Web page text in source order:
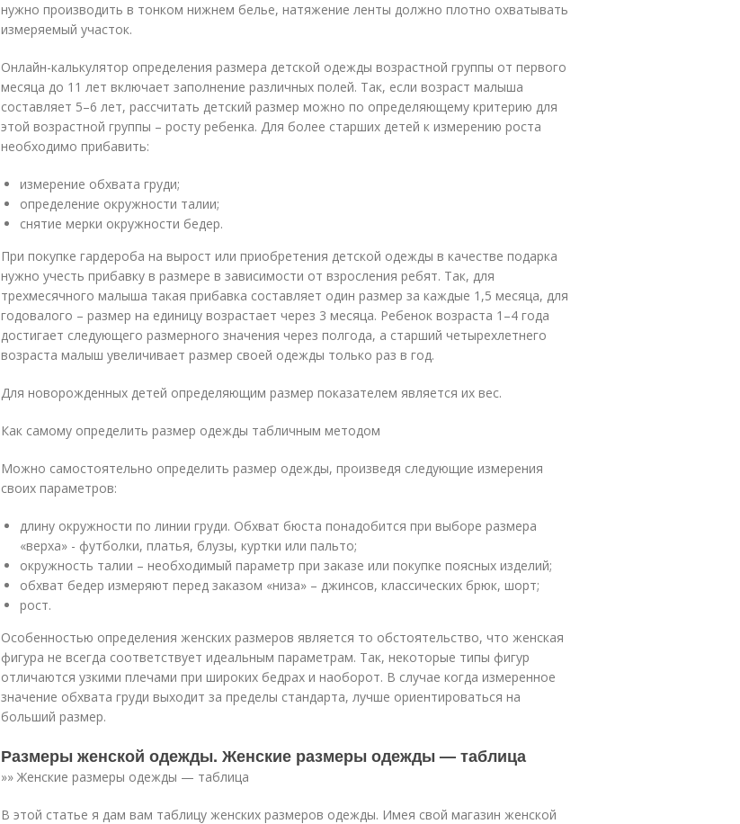
нужно производить в тонком нижнем белье, натяжение ленты должно плотно охватывать
измеряемый участок.
Онлайн-калькулятор определения размера детской одежды возрастной группы от первого
месяца до 11 лет включает заполнение различных полей. Так, если возраст малыша
составляет 5–6 лет, рассчитать детский размер можно по определяющему критерию для
этой возрастной группы – росту ребенка. Для более старших детей к измерению роста
необходимо прибавить:
измерение обхвата груди;
определение окружности талии;
снятие мерки окружности бедер.
При покупке гардероба на вырост или приобретения детской одежды в качестве подарка
нужно учесть прибавку в размере в зависимости от взросления ребят. Так, для
трехмесячного малыша такая прибавка составляет один размер за каждые 1,5 месяца, для
годовалого – размер на единицу возрастает через 3 месяца. Ребенок возраста 1–4 года
достигает следующего размерного значения через полгода, а старший четырехлетнего
возраста малыш увеличивает размер своей одежды только раз в год.
Для новорожденных детей определяющим размер показателем является их вес.
Как самому определить размер одежды табличным методом
Можно самостоятельно определить размер одежды, произведя следующие измерения
своих параметров:
длину окружности по линии груди. Обхват бюста понадобится при выборе размера
«верха» - футболки, платья, блузы, куртки или пальто;
окружность талии – необходимый параметр при заказе или покупке поясных изделий;
обхват бедер измеряют перед заказом «низа» – джинсов, классических брюк, шорт;
рост.
Особенностью определения женских размеров является то обстоятельство, что женская
фигура не всегда соответствует идеальным параметрам. Так, некоторые типы фигур
отличаются узкими плечами при широких бедрах и наоборот. В случае когда измеренное
значение обхвата груди выходит за пределы стандарта, лучше ориентироваться на
больший размер.
Размеры женской одежды. Женские размеры одежды — таблица
»» Женские размеры одежды — таблица
В этой статье я дам вам таблицу женских размеров одежды. Имея свой магазин женской